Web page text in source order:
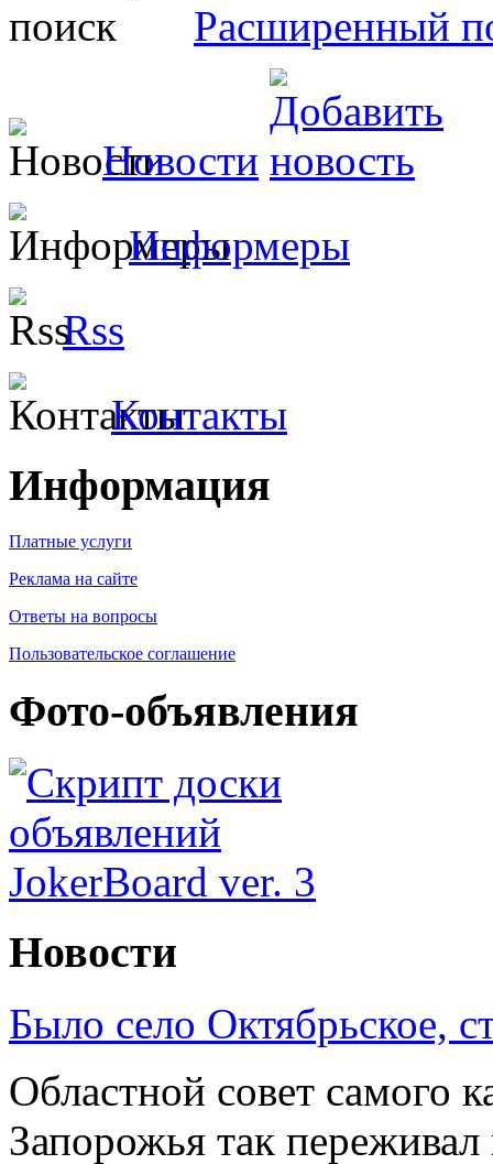
Расширенный
Новости
Информеры
Rss
Контакты
Информация
Платные услуги
Реклама на сайте
Ответы на вопросы
Пользовательское соглашение
Фото-объявления
Новости
Было село Октябрьское,
Областной совет самого
Запорожья так